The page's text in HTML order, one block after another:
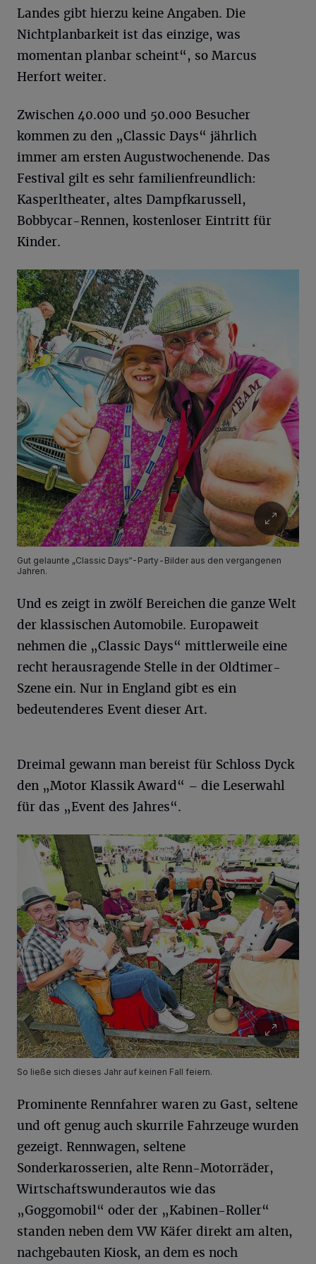
Landes gibt hierzu keine Angaben. Die
Nichtplanbarkeit ist das einzige, was
momentan planbar scheint“, so Marcus
Herfort weiter.
Zwischen 40.000 und 50.000 Besucher
kommen zu den „Classic Days“ jährlich
immer am ersten Augustwochenende. Das
Festival gilt es sehr familienfreundlich:
Kasperltheater, altes Dampfkarussell,
Bobbycar-Rennen, kostenloser Eintritt für
Kinder.
Gut gelaunte „Classic Days“-Party-Bilder aus den vergangenen
Jahren.
Und es zeigt in zwölf Bereichen die ganze Welt
der klassischen Automobile. Europaweit
nehmen die „Classic Days“ mittlerweile eine
recht herausragende Stelle in der Oldtimer-
Szene ein. Nur in England gibt es ein
bedeutenderes Event dieser Art.
Dreimal gewann man bereist für Schloss Dyck
den „Motor Klassik Award“ – die Leserwahl
für das „Event des Jahres“.
So ließe sich dieses Jahr auf keinen Fall feiern.
Prominente Rennfahrer waren zu Gast, seltene
und oft genug auch skurrile Fahrzeuge wurden
gezeigt. Rennwagen, seltene
Sonderkarosserien, alte Renn-Motorräder,
Wirtschaftswunderautos wie das
„Goggomobil“ oder der „Kabinen-Roller“
standen neben dem VW Käfer direkt am alten,
nachgebauten Kiosk, an dem es noch